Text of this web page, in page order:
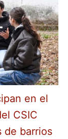
en el
CSIC
de barrios